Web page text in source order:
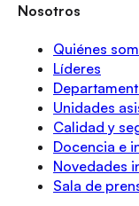
Nosotros
Quiénes
Líderes
Unidades
Calidad y
Docencia e
Novedades
Sala de